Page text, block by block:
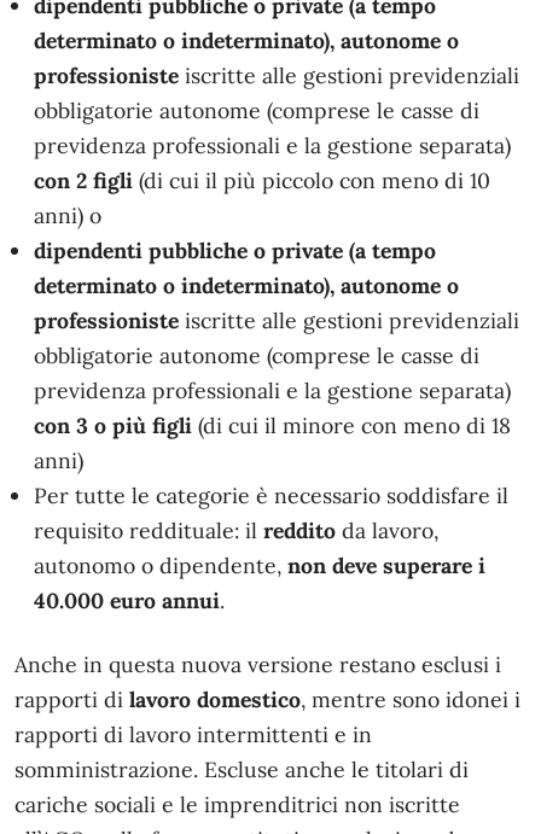
determinato o indeterminato), autonome o
professioniste iscritte alle gestioni previdenziali
obbligatorie autonome (comprese le casse di
previdenza professionali e la gestione separata)
con 2 figli (di cui il più piccolo con meno di 10
anni) o
dipendenti pubbliche o private (a tempo
determinato o indeterminato), autonome o
professioniste iscritte alle gestioni previdenziali
obbligatorie autonome (comprese le casse di
previdenza professionali e la gestione separata)
con 3 o più figli (di cui il minore con meno di 18
anni)
Per tutte le categorie è necessario soddisfare il
requisito reddituale: il reddito da lavoro,
autonomo o dipendente, non deve superare i
40.000 euro annui.
Anche in questa nuova versione restano esclusi i
rapporti di lavoro domestico, mentre sono idonei i
rapporti di lavoro intermittenti e in
somministrazione. Escluse anche le titolari di
cariche sociali e le imprenditrici non iscritte